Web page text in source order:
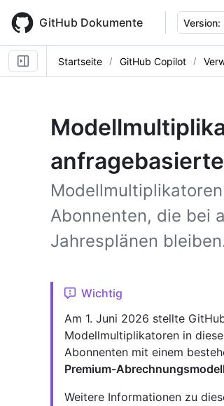
main
content
GitHub Dokumente Version:
Startseite GitHub Copilot
Abonnenten, die bei
Jahresplänen
Wichtig
Am 1. Juni 2026 stellte
Modellmultiplikatoren in
Abonnenten mit einem
Premium-
Weitere Informationen zu